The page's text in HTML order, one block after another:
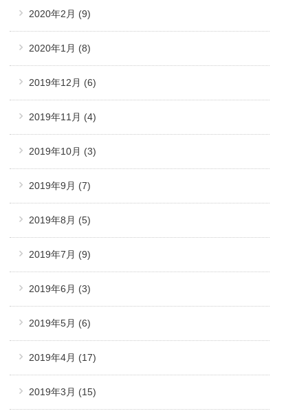
2020年2月 (9)
2020年1月 (8)
2019年12月 (6)
2019年11月 (4)
2019年10月 (3)
2019年9月 (7)
2019年8月 (5)
2019年7月 (9)
2019年6月 (3)
2019年5月 (6)
2019年4月 (17)
2019年3月 (15)